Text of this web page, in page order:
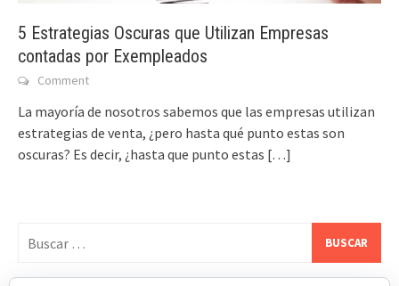
5 Estrategias Oscuras que Utilizan Empresas
contadas por Exempleados
Comment
La mayoría de nosotros sabemos que las empresas utilizan
estrategias de venta, ¿pero hasta qué punto estas son
oscuras? Es decir, ¿hasta que punto estas […]